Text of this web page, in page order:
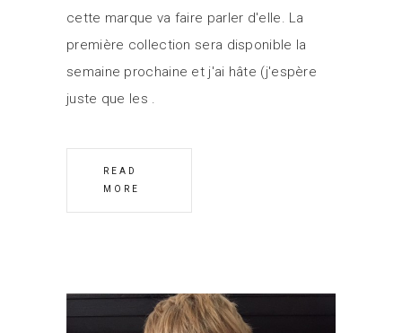
cette marque va faire parler d'elle. La
première collection sera disponible la
semaine prochaine et j'ai hâte (j'espère
juste que les
READ
MORE